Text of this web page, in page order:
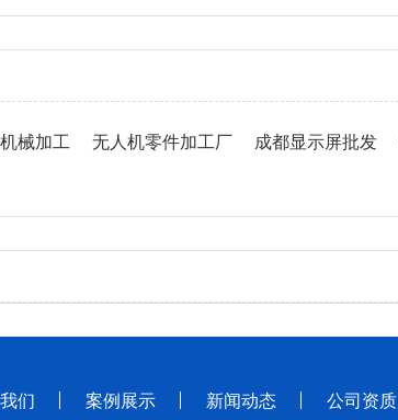
械加工 无人机零件加工厂 成都显示屏批发
们 案例展示 新闻动态 公司资质